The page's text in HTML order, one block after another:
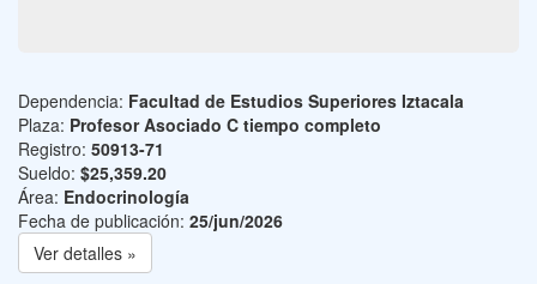
Dependencia: Facultad de Estudios Superiores Iztacala
Plaza: Profesor Asociado C tiempo completo
Registro: 50913-71
Sueldo: $25,359.20
Área: Endocrinología
Fecha de publicación: 25/jun/2026
Ver detalles »